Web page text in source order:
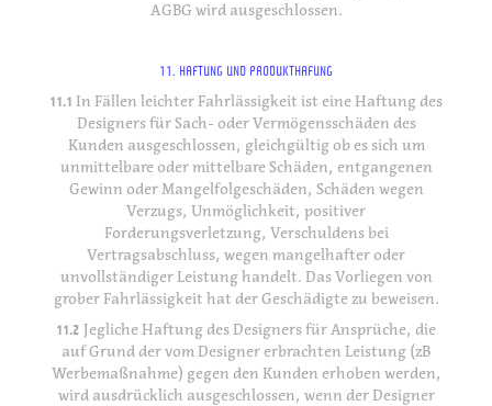
AGBG wird ausgeschlossen.
11. HAFTUNG UND PRODUKTHAFUNG
11.1 In Fällen leichter Fahrlässigkeit ist eine Haftung des
Designers für Sach- oder Vermögensschäden des
Kunden ausgeschlossen, gleichgültig ob es sich um
unmittelbare oder mittelbare Schäden, entgangenen
Gewinn oder Mangelfolgeschäden, Schäden wegen
Verzugs, Unmöglichkeit, positiver
Forderungsverletzung, Verschuldens bei
Vertragsabschluss, wegen mangelhafter oder
unvollständiger Leistung handelt. Das Vorliegen von
grober Fahrlässigkeit hat der Geschädigte zu beweisen.
11.2 Jegliche Haftung des Designers für Ansprüche, die
auf Grund der vom Designer erbrachten Leistung (zB
Werbemaßnahme) gegen den Kunden erhoben werden,
wird ausdrücklich ausgeschlossen, wenn der Designer